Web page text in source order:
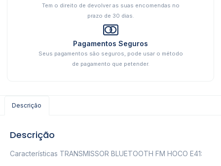
Tem o direito de devolver as suas encomendas no
prazo de 30 dias.
Pagamentos Seguros
Seus pagamentos são seguros, pode usar o método
de pagamento que petender.
Descrição
Descrição
Características TRANSMISSOR BLUETOOTH FM HOCO E41: